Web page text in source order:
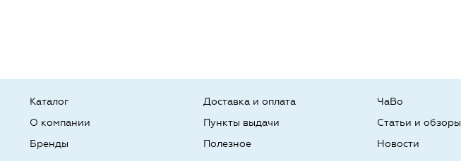
Каталог
О компании
Бренды
Доставка и оплата
Пункты выдачи
Полезное
ЧаВо
Статьи и обзоры
Новости